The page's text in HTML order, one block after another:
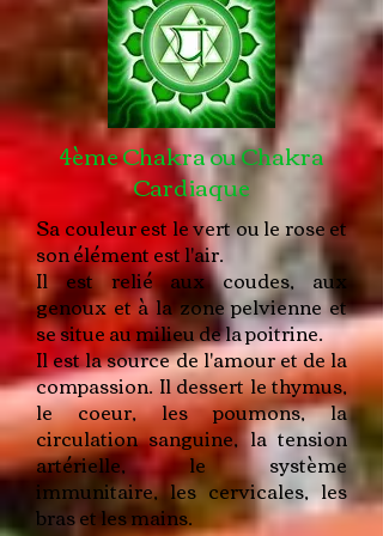
4ème Chakra ou Chakra
Cardiaque
Sa couleur est le vert ou le rose et
son élément est l'air.
Il est relié aux coudes, aux
genoux et à la zone pelvienne et
se situe au milieu de la poitrine.
Il est la source de l'amour et de la
compassion. Il dessert le thymus,
le coeur, les poumons, la
circulation sanguine, la tension
artérielle, le système
immunitaire, les cervicales, les
bras et les mains.